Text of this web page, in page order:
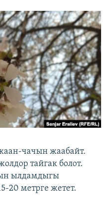
чачын жаабайт.
тайгак болот.
ылдамдыгы
20 метрге жетет.